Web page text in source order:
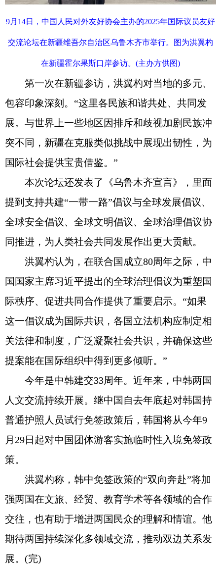
9月14日，中国人民对外友好协会主办的2025年国际议员友好
交流论坛在新疆维吾尔自治区乌鲁木齐市举行。图为洪翼杓
在新疆霍尔果斯口岸参访。(主办方供图)
第一次在新疆参访，洪翼杓对当地的多元、
包容印象深刻。“这里各民族和谐共处、共同发
展。与世界上一些地区因排斥和歧视加剧民族冲
突不同，新疆在克服类似挑战中展现出韧性，为
国际社会提供宝贵借鉴。”
本次论坛还发表了《乌鲁木齐宣言》，里面
提到支持共建“一带一路”倡议与全球发展倡议、
全球安全倡议、全球文明倡议、全球治理倡议协
同推进，为人类社会共同发展作出更大贡献。
洪翼杓认为，在联合国成立80周年之际，中
国国家主席习近平提出的全球治理倡议为重塑国
际秩序、促进共同合作提供了重要启示。“如果
这一倡议成为国际共识，各国立法机构应制定相
关法律和制度，广泛凝聚社会共识，并确保这些
提案能在国际组织中得到更多倾听。”
今年是中韩建交33周年。近年来，中韩两国
人文交流持续开展。继中国自去年底起对韩国持
普通护照人员试行免签政策后，韩国将从今年9
月29日起对中国团体游客实施临时性入境免签政
策。
洪翼杓称，韩中免签政策的“双向奔赴”将加
强两国在文旅、经贸、教育学术等各领域的合作
交往，也有助于增进两国民众的理解和情谊。他
期待两国持续深化多领域交流，推动双边关系发
展。(完)